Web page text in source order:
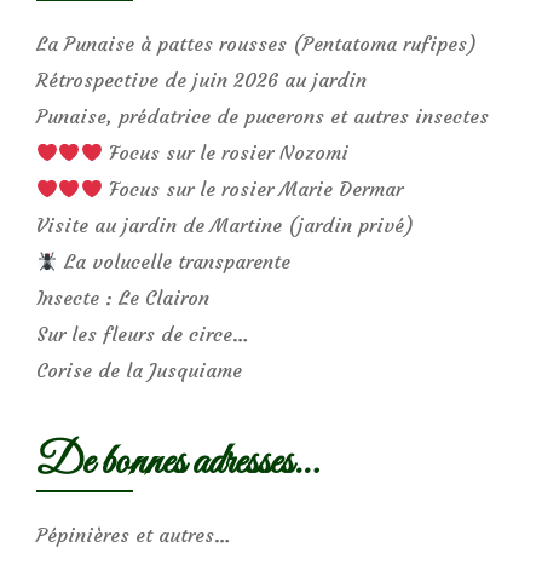
La Punaise à pattes rousses (Pentatoma rufipes)
Rétrospective de juin 2026 au jardin
Punaise, prédatrice de pucerons et autres insectes
Focus sur le rosier Nozomi
Focus sur le rosier Marie Dermar
Visite au jardin de Martine (jardin privé)
La volucelle transparente
Insecte : Le Clairon
Sur les fleurs de circe…
Corise de la Jusquiame
De bonnes adresses…
Pépinières et autres…